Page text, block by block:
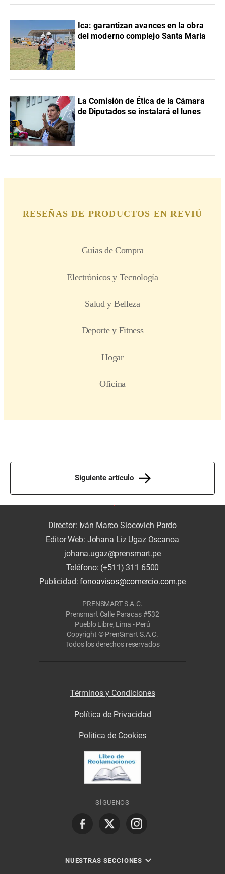
Ica: garantizan avances en la obra
del moderno complejo Santa María
La Comisión de Ética de la Cámara
de Diputados se instalará el lunes
Siguiente artículo
Director: Iván Marco Slocovich Pardo
Editor Web: Johana Liz Ugaz Oscanoa
johana.ugaz@prensmart.pe
Teléfono: (+511) 311 6500
Publicidad:fonoavisos@comercio.com.pe
PRENSMART S.A.C.
Prensmart Calle Paracas #532
Pueblo Libre, Lima - Perú
Copyright © PrenSmart S.A.C.
Todos los derechos reservados
Términos y Condiciones
Política de Privacidad
Politica de Cookies
SÍGUENOS
NUESTRAS SECCIONES